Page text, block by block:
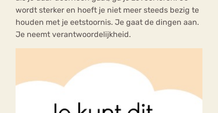
wordt sterker en hoeft je niet meer steeds bezig te
houden met je eetstoornis. Je gaat de dingen aan.
Je neemt verantwoordelijkheid.